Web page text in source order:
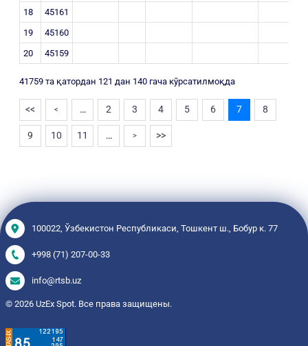
18
45161
19
45160
20
45159
41759 та қатордан 121 дан 140 гача кўрсатилмоқда
<< < … 2 3 4 5 6 7 8
9 10 11 … > >>
100022, Ўзбекистон Республикаси, Тошкент ш., Бобур к. 77
+998 (71) 207-00-33
info@rtsb.uz
© 2026 UzEx Spot. Все права защищены.